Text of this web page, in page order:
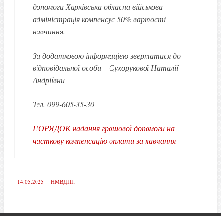
допомоги Харківська обласна військова
адміністрація компенсує 50% вартості
навчання.
За додатковою інформацією звертатися до
відповідальної особи – Сухорукової Наталії
Андріївни
Тел. 099-605-35-30
ПОРЯДОК надання грошової допомоги на
часткову компенсацію оплати за навчання
14.05.2025 НМВДПП